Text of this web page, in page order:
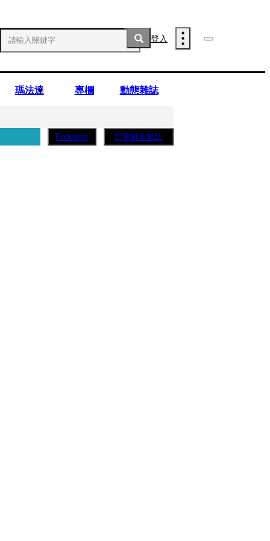
登入
瑪法達 專欄 動態雜誌
Podcasts 訂閱紙本雜誌